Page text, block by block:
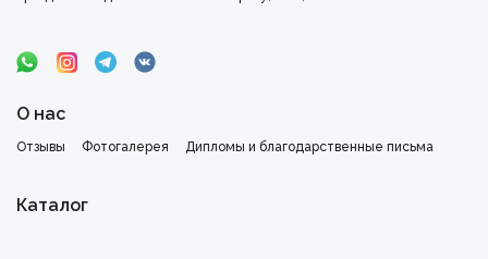
О нас
Отзывы Фотогалерея Дипломы и благодарственные письма
Каталог